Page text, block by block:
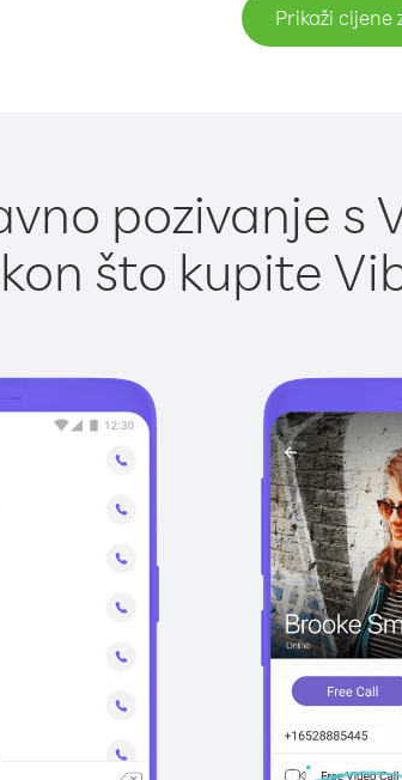
Prikaži cijene
pozivanje s
što kupite